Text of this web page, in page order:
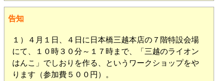
告知
１）４月１日、４日に日本橋三越本店の７階特設会場
にて、１０時３０分～１７時まで、「三越のライオン
はんこ」でしおりを作る、というワークショップをや
ります（参加費５００円）。